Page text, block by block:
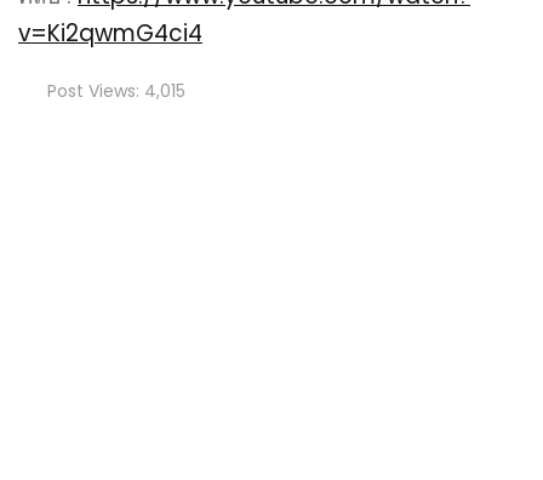
v=Ki2qwmG4ci4
Post Views: 4,015